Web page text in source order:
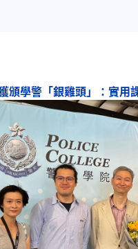
頒學警「銀雞頭」：實用